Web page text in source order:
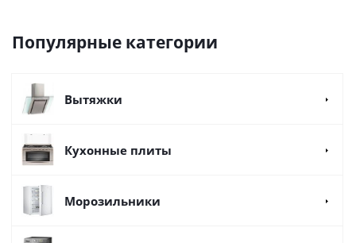
Популярные категории
Вытяжки
Кухонные плиты
Морозильники